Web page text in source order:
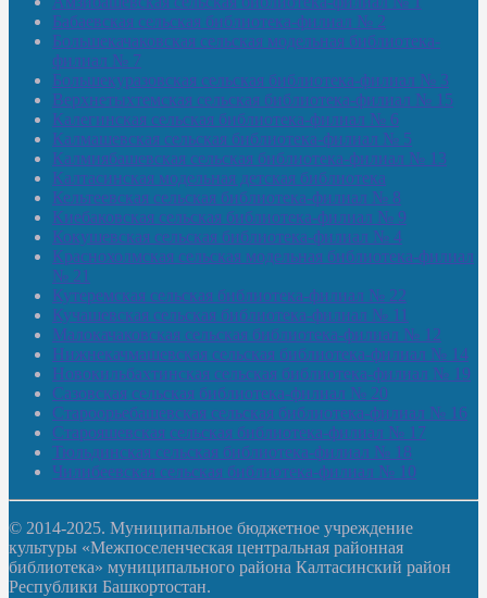
Бабаевская сельская библиотека-филиал № 2
Большекачаковская сельская модельная библиотека-
филиал № 7
Большекуразовская сельская библиотека-филиал № 3
Верхнетыхтемская сельская библиотека-филиал № 15
Калегинская сельская библиотека-филиал № 6
Калмашевская сельская библиотека-филиал № 5
Калмиябашевская сельская библиотека-филиал № 13
Калтасинская модельная детская библиотека
Кельтеевская сельская библиотека-филиал № 8
Киебаковская сельская библиотека-филиал № 9
Кокушевская сельская библиотека-филиал № 4
Краснохолмская сельская модельная библиотека-филиал
№ 21
Кутеремская сельская библиотека-филиал № 22
Кучашевская сельская библиотека-филиал № 11
Малокачаковская сельская библиотека-филиал № 12
Нижнекачмашевская сельская библиотека-филиал № 14
Новокильбахтинская сельская библиотека-филиал № 19
Сазовская сельская библиотека-филиал № 20
Староорьебашевская сельская библиотека-филиал № 16
Старояшевская сельская библиотека-филиал № 17
Тюльдинская сельская библиотека-филиал № 18
Чилибеевская сельская библиотека-филиал № 10
© 2014-2025. Муниципальное бюджетное учреждение
культуры «Межпоселенческая центральная районная
библиотека» муниципального района Калтасинский район
Республики Башкортостан.